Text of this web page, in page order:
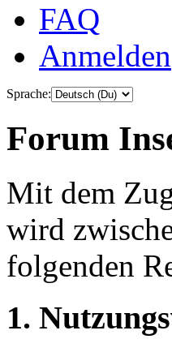
FAQ
Anmelden
Sprache:
Forum
Mit dem
wird
folgenden
1.